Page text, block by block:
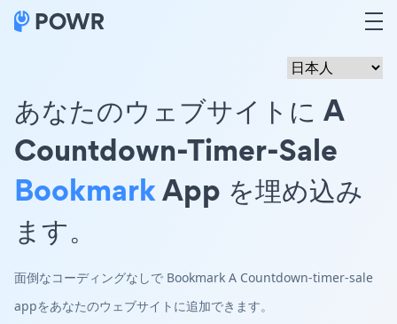
あなたのウェブサイトに A
Countdown-Timer-Sale
BookmarkApp を埋め込み
ます。
面倒なコーディングなしで Bookmark A Countdown-timer-sale
appをあなたのウェブサイトに追加できます。